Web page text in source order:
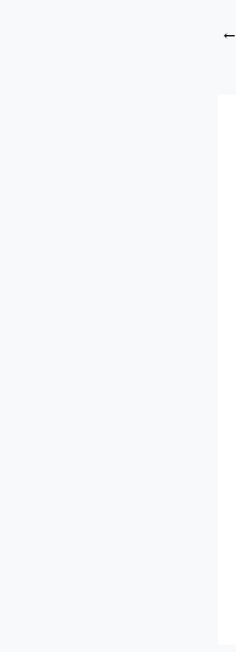
←